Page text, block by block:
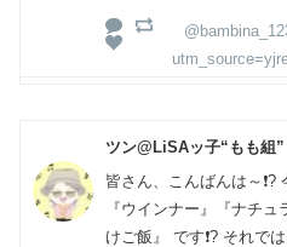
ツン@LiSAッ子“もも組”
皆さん、こんばんは～❗?
『ウインナー』『ナチ
けご飯』 です❗? それで